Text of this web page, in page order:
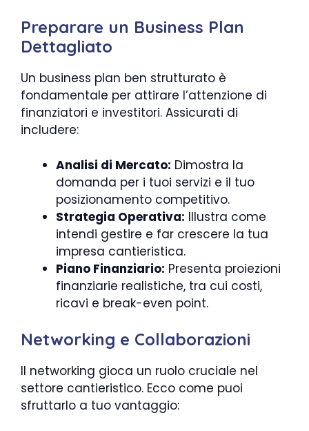
Preparare un Business Plan
Dettagliato
Un business plan ben strutturato è
fondamentale per attirare l’attenzione di
finanziatori e investitori. Assicurati di
includere:
Analisi di Mercato: Dimostra la
domanda per i tuoi servizi e il tuo
posizionamento competitivo.
Strategia Operativa: Illustra come
intendi gestire e far crescere la tua
impresa cantieristica.
Piano Finanziario: Presenta proiezioni
finanziarie realistiche, tra cui costi,
ricavi e break-even point.
Networking e Collaborazioni
Il networking gioca un ruolo cruciale nel
settore cantieristico. Ecco come puoi
sfruttarlo a tuo vantaggio: